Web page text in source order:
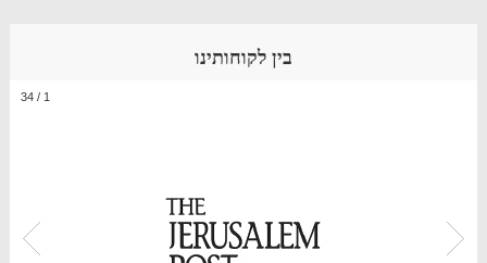
בין לקוחותינו
1
/
34